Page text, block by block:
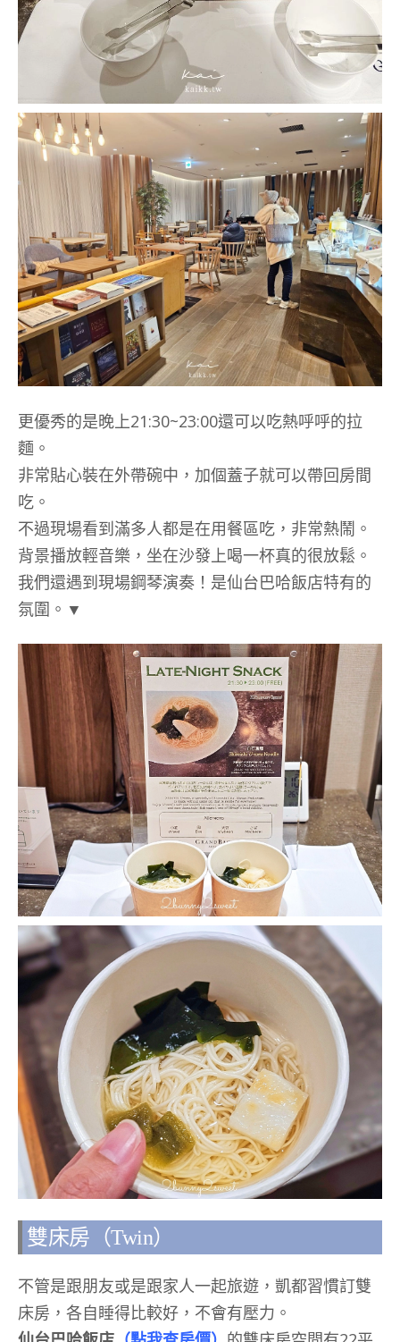
更優秀的是晚上21:30~23:00還可以吃熱呼呼的拉
麵。
非常貼心裝在外帶碗中，加個蓋子就可以帶回房間
吃。
不過現場看到滿多人都是在用餐區吃，非常熱鬧。
背景播放輕音樂，坐在沙發上喝一杯真的很放鬆。
我們還遇到現場鋼琴演奏！是仙台巴哈飯店特有的
氛圍。▼
雙床房（Twin）
不管是跟朋友或是跟家人一起旅遊，凱都習慣訂雙
床房，各自睡得比較好，不會有壓力。